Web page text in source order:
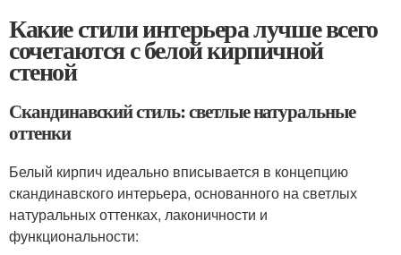
Какие стили интерьера лучше всего
сочетаются с белой кирпичной
стеной
Скандинавский стиль: светлые натуральные
оттенки
Белый кирпич идеально вписывается в концепцию
скандинавского интерьера, основанного на светлых
натуральных оттенках, лаконичности и
функциональности: